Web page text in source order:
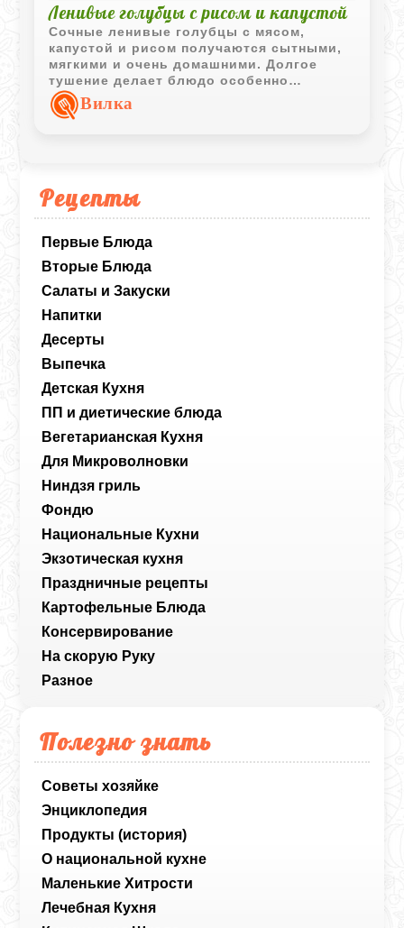
Рецепты
Первые Блюда
Вторые Блюда
Салаты и Закуски
Напитки
Десерты
Выпечка
Детская Кухня
ПП и диетические блюда
Вегетарианская Кухня
Для Микроволновки
Ниндзя гриль
Фондю
Национальные Кухни
Экзотическая кухня
Праздничные рецепты
Картофельные Блюда
Консервирование
На скорую Руку
Разное
Полезно знать
Советы хозяйке
Энциклопедия
Продукты (история)
О национальной кухне
Маленькие Хитрости
Лечебная Кухня
Ленивые голубцы с рисом и капустой
Сочные ленивые голубцы с мясом,
капустой и рисом получаются сытными,
мягкими и очень домашними. Долгое
тушение делает блюдо особенно
ароматным и насыщенным.
Вилка